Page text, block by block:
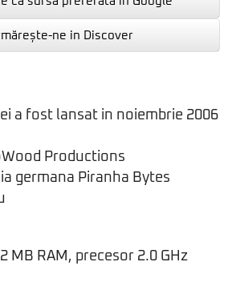
ne in Discover
a fost lansat in noiembrie 2006
Productions
germana Piranha Bytes
MB RAM, precesor 2.0 GHz